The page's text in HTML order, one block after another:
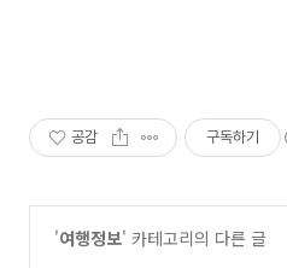
공감 구독하기
'여행정보' 카테고리의 다른 글